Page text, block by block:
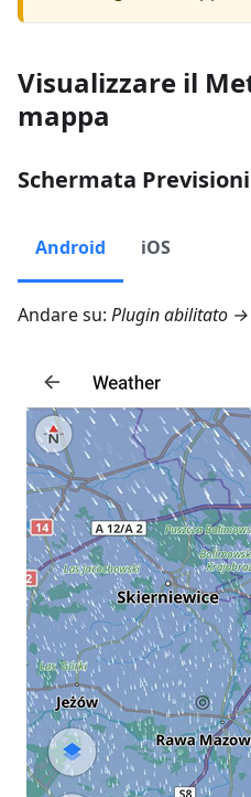
Visualizzare il
mappa
Schermata
Android iOS
Andare su: Plugin abilitato →